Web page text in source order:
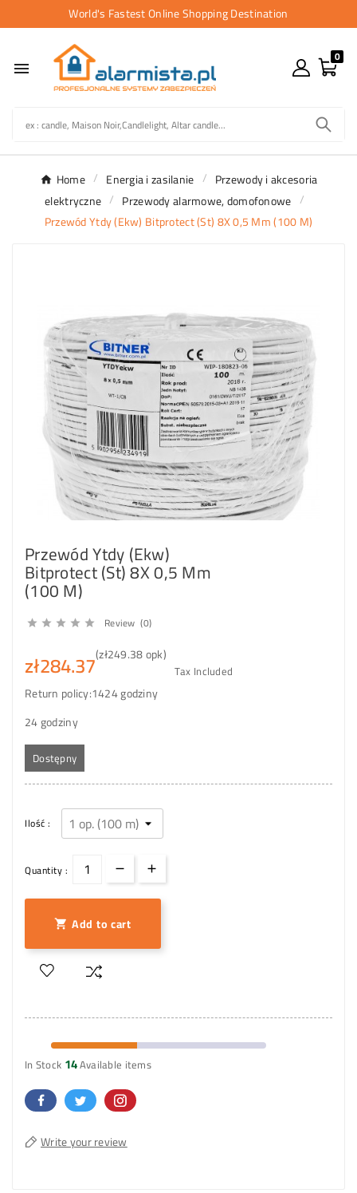
World's Fastest Online Shopping Destination

0
Home Energia i zasilanie
Przewody i akcesoria
elektryczne
Przewody alarmowe, domofonowe
Przewód Ytdy (Ekw) Bitprotect (St) 8X 0,5 Mm (100 M)
Przewód Ytdy (Ekw)
Bitprotect (St) 8X 0,5 Mm
(100 M)
     Review (0)
zł284.37(zł249.38 opk)
Tax Included
Return policy:1424 godziny
24 godziny
Dostępny
Ilość :
Quantity :
 Add to cart
In Stock 14Available items
Write your review